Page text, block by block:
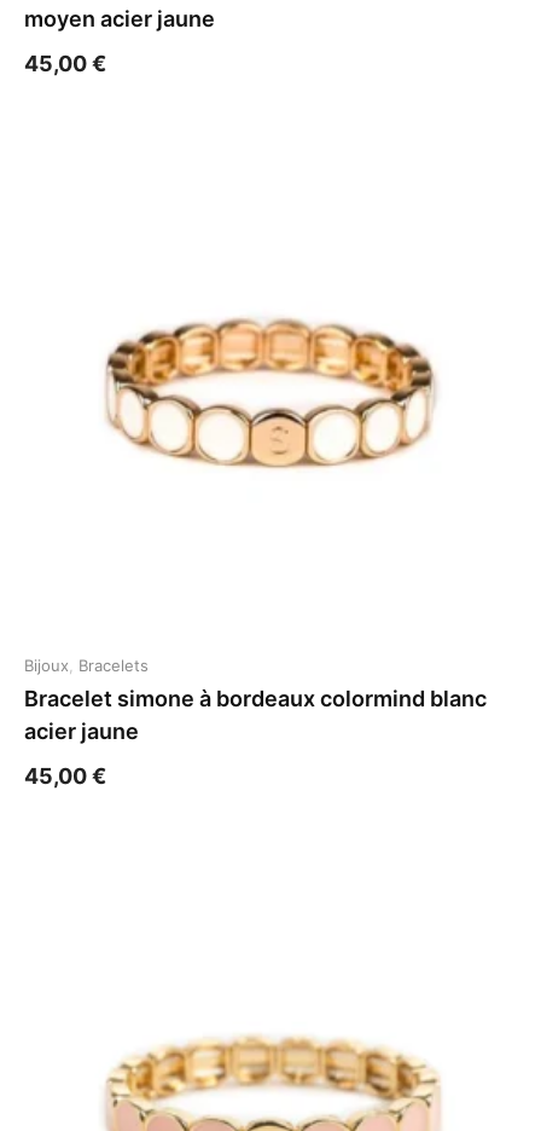
moyen acier jaune
45,00€
Bijoux Bracelets
Bracelet simone à bordeaux colormind blanc
acier jaune
45,00€